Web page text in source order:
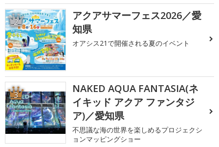
2
アクアサマーフェス2026／愛
知県
オアシス21で開催される夏のイベント
3
NAKED AQUA FANTASIA(ネ
イキッド アクア ファンタジ
ア)／愛知県
不思議な海の世界を楽しめるプロジェクシ
ョンマッピングショー